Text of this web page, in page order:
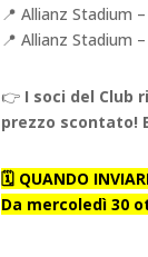
📍 Allianz Stadium
📍 Allianz Stadium
👉 I soci del Club
prezzo scontato!
🗓️ QUANDO
Da mercoledì 30